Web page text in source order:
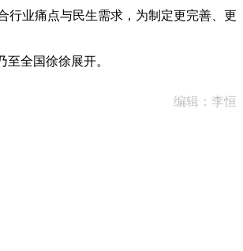
业痛点与民生需求，为制定更完善、更
全国徐徐展开。
编辑：李恒